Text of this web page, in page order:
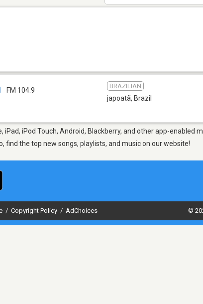
FM 104.9
BRAZILIAN
japoatã, Brazil
iPad, iPod Touch, Android, Blackberry, and other app-enabled
find the top new songs, playlists, and music on our website!
/ Copyright Policy / AdChoices ©